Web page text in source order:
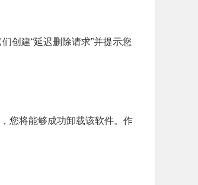
创建“延迟删除请求”并提示您
您将能够成功卸载该软件。作